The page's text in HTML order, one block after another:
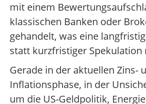
mit einem
klassischen Banken oder
gehandelt, was eine
statt kurzfristiger Spekulation
Gerade in der aktuellen Zins-
Inflationsphase, in der
um die US-Geldpolitik,